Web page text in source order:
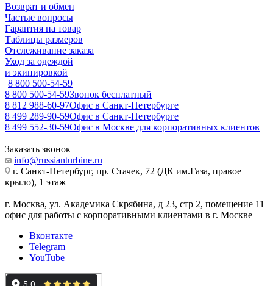
Возврат и обмен
Частые вопросы
Гарантия на товар
Таблицы размеров
Отслеживание заказа
Уход за одеждой
и экипировкой
8 800 500-54-59
8 800 500-54-59Звонок бесплатный
8 812 988-60-97Офис в Санкт-Петербурге
8 499 289-90-59Офис в Санкт-Петербурге
8 499 552-30-59Офис в Москве для корпоративных клиентов
Заказать звонок
info@russianturbine.ru
г. Санкт-Петербург, пр. Стачек, 72 (ДК им.Газа, правое
крыло), 1 этаж
г. Москва, ул. Академика Скрябина, д 23, стр 2, помещение 11
офис для работы с корпоративными клиентами в г. Москве
Вконтакте
Telegram
YouTube